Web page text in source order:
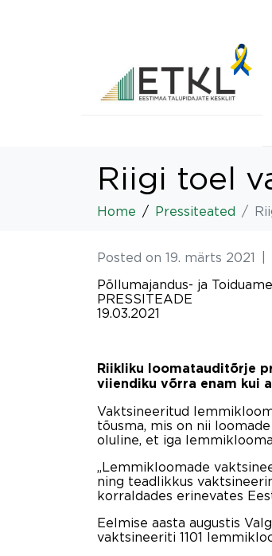
Riigi toel
Home Pressiteated
Posted on 19. märts 2021
Põllumajandus- ja
PRESSITEADE
19.03.2021
Riikliku loomatauditõrje
viiendiku võrra enam kui
Vaktsineeritud
tõusma, mis on nii
oluline, et iga
„Lemmikloomade
ning teadlikkus
korraldades erinevates
Eelmise aasta augustis
vaktsineeriti 1101